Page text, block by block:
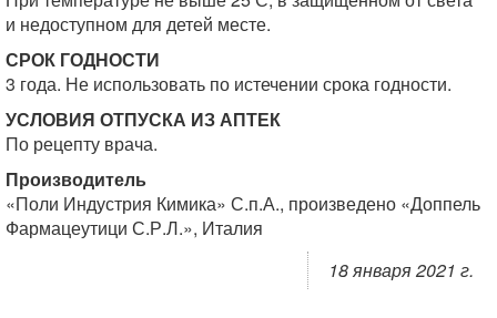
и недоступном для детей месте.
СРОК ГОДНОСТИ
3 года. Не использовать по истечении срока годности.
УСЛОВИЯ ОТПУСКА ИЗ АПТЕК
По рецепту врача.
Производитель
«Поли Индустрия Кимика» С.п.А., произведено «Доппель
Фармацеутици С.Р.Л.», Италия
18 января 2021 г.